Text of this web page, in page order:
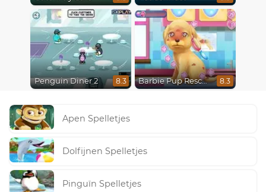
Penguin Diner 2 8.3 Barbie Pup Rescue 8.3
Apen Spelletjes
Dolfijnen Spelletjes
Pinguïn Spelletjes